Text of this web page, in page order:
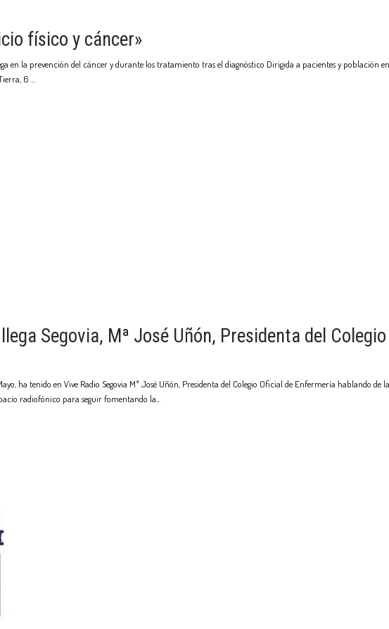
físico y cáncer»
en la prevención del cáncer y durante los tratamiento tras el diagnóstico Dirigida a pacientes y población
6
Segovia, Mª José Uñón, Presidenta del
ha tenido en Vive Radio Segovia Mª José Uñón, Presidenta del Colegio Oficial de Enfermería hablando de
radiofónico para seguir fomentando la